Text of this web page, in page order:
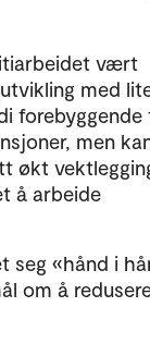
vært
med
men
økt
å arbeide
seg «hånd i
om å